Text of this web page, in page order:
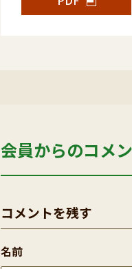
会員からのコメ
コメントを残す
名前